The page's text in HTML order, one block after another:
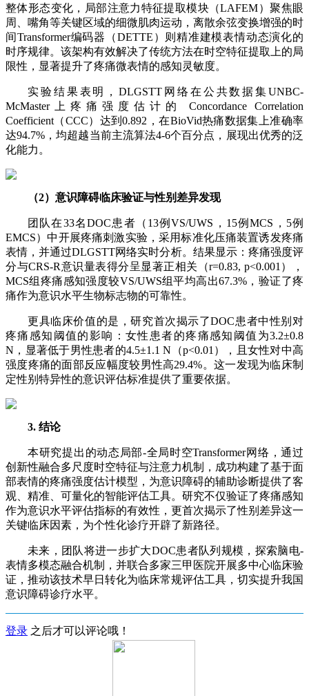
整体形态变化，局部注意力特征提取模块（LAFEM）聚焦眼
周、嘴角等关键区域的细微肌肉运动，离散余弦变换增强的时
间Transformer编码器（DETTE）则精准建模表情动态演化的
时序规律。该架构有效解决了传统方法在时空特征提取上的局
限性，显著提升了疼痛微表情的感知灵敏度。
实验结果表明，DLGSTT网络在公共数据集UNBC-
McMaster上疼痛强度估计的 Concordance Correlation
Coefficient（CCC）达到0.892，在BioVid热痛数据集上准确率
达94.7%，均超越当前主流算法4-6个百分点，展现出优秀的泛
化能力。
（2）意识障碍临床验证与性别差异发现
团队在33名DOC患者（13例VS/UWS，15例MCS，5例
EMCS）中开展疼痛刺激实验，采用标准化压痛装置诱发疼痛
表情，并通过DLGSTT网络实时分析。结果显示：疼痛强度评
分与CRS-R意识量表得分呈显著正相关（r=0.83, p<0.001），
MCS组疼痛感知强度较VS/UWS组平均高出67.3%，验证了疼
痛作为意识水平生物标志物的可靠性。
更具临床价值的是，研究首次揭示了DOC患者中性别对
疼痛感知阈值的影响：女性患者的疼痛感知阈值为3.2±0.8
N，显著低于男性患者的4.5±1.1 N（p<0.01），且女性对中高
强度疼痛的面部反应幅度较男性高29.4%。这一发现为临床制
定性别特异性的意识评估标准提供了重要依据。
3. 结论
本研究提出的动态局部-全局时空Transformer网络，通过
创新性融合多尺度时空特征与注意力机制，成功构建了基于面
部表情的疼痛强度估计模型，为意识障碍的辅助诊断提供了客
观、精准、可量化的智能评估工具。研究不仅验证了疼痛感知
作为意识水平评估指标的有效性，更首次揭示了性别差异这一
关键临床因素，为个性化诊疗开辟了新路径。
未来，团队将进一步扩大DOC患者队列规模，探索脑电-
表情多模态融合机制，并联合多家三甲医院开展多中心临床验
证，推动该技术早日转化为临床常规评估工具，切实提升我国
意识障碍诊疗水平。
登录 之后才可以评论哦！